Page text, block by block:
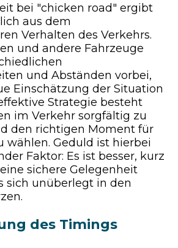
bei "chicken road" ergibt
aus dem
Verhalten des Verkehrs.
und andere Fahrzeuge
und Abständen vorbei,
Einschätzung der Situation
Strategie besteht
im Verkehr sorgfältig zu
den richtigen Moment für
wählen. Geduld ist hierbei
Faktor: Es ist besser, kurz
sichere Gelegenheit
sich unüberlegt in den
des Timings